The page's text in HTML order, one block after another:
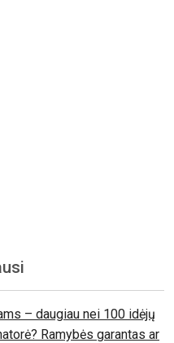
– daugiau nei 100 idėjų
Ramybės garantas ar